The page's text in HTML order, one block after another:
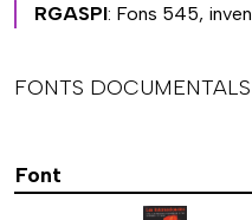
RGASPI: Fons 545,
FONTS DOCUMENTALS
Font